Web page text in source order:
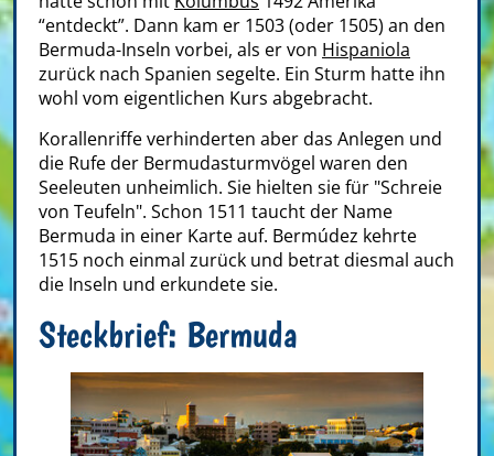
“entdeckt”. Dann kam er 1503 (oder 1505) an den
Bermuda-Inseln vorbei, als er von Hispaniola
zurück nach Spanien segelte. Ein Sturm hatte ihn
wohl vom eigentlichen Kurs abgebracht.
Korallenriffe verhinderten aber das Anlegen und
die Rufe der Bermudasturmvögel waren den
Seeleuten unheimlich. Sie hielten sie für "Schreie
von Teufeln". Schon 1511 taucht der Name
Bermuda in einer Karte auf. Bermúdez kehrte
1515 noch einmal zurück und betrat diesmal auch
die Inseln und erkundete sie.
Steckbrief: Bermuda